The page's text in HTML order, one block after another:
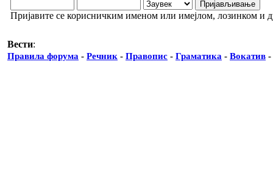
Пријавите се корисничким именом или имејлом, лозинком и
Вести:
Правила форума - Речник - Правопис - Граматика - Вокатив -